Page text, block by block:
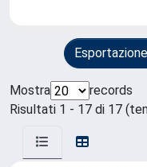
Esportazione
Mostra
records
Risultati 1 - 17 di 17